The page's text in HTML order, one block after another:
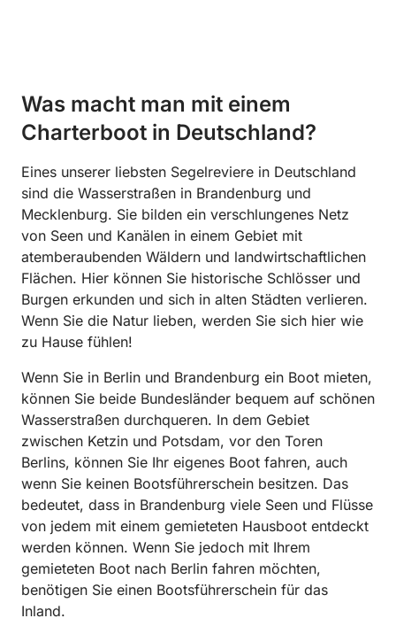
Was macht man mit einem
Charterboot in Deutschland?
Eines unserer liebsten Segelreviere in Deutschland
sind die Wasserstraßen in Brandenburg und
Mecklenburg. Sie bilden ein verschlungenes Netz
von Seen und Kanälen in einem Gebiet mit
atemberaubenden Wäldern und landwirtschaftlichen
Flächen. Hier können Sie historische Schlösser und
Burgen erkunden und sich in alten Städten verlieren.
Wenn Sie die Natur lieben, werden Sie sich hier wie
zu Hause fühlen!
Wenn Sie in Berlin und Brandenburg ein Boot mieten,
können Sie beide Bundesländer bequem auf schönen
Wasserstraßen durchqueren. In dem Gebiet
zwischen Ketzin und Potsdam, vor den Toren
Berlins, können Sie Ihr eigenes Boot fahren, auch
wenn Sie keinen Bootsführerschein besitzen. Das
bedeutet, dass in Brandenburg viele Seen und Flüsse
von jedem mit einem gemieteten Hausboot entdeckt
werden können. Wenn Sie jedoch mit Ihrem
gemieteten Boot nach Berlin fahren möchten,
benötigen Sie einen Bootsführerschein für das
Inland.